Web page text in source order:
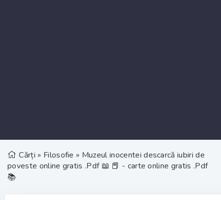
Cărți » Filosofie » Muzeul inocentei descarcă iubiri de
poveste online gratis .Pdf 📖 📕 - carte online gratis .Pdf
📚